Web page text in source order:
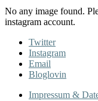
No any image found.
instagram account.
Twitter
Instagram
Email
Bloglovin
Impressum &